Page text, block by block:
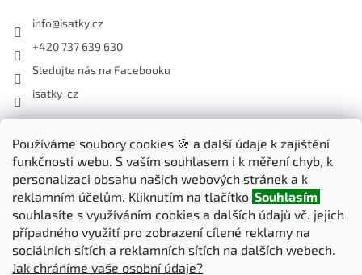
Používáme soubory cookies 🍪 a další údaje k zajištění
funkčnosti webu. S vaším souhlasem i k měření chyb, k
personalizaci obsahu našich webových stránek a k
reklamním účelům. Kliknutím na tlačítko Souhlasím
souhlasíte s využíváním cookies a dalších údajů vč. jejich
případného využití pro zobrazení cílené reklamy na
sociálních sítích a reklamních sítích na dalších webech.
Jak chráníme vaše osobní údaje?
info@isatky.cz
+420 737 639 630
Sledujte nás na Facebooku
isatky_cz
Odebírat newsletter
Vložte svůj e-mail a my vám budeme zasílat informace o nových
produktech na našem e-shopu.
E-mail
PŘIHLÁSIT SE